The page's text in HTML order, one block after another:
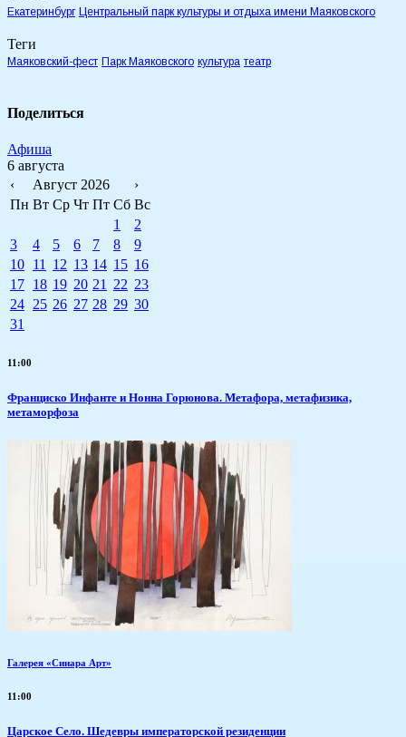
Екатеринбург Центральный парк культуры и отдыха имени Маяковского
Теги
Маяковский-фест Парк Маяковского культура театр
Поделиться
Афиша
6 августа
‹
Август 2026
›
Пн Вт Ср Чт Пт Сб Вс
1
2
3
4 5 6 7 8
9
10 11 12 13 14 15 16
17 18 19 20 21 22 23
24 25 26 27 28 29 30
31
11:00
Франциско Инфанте и Нонна Горюнова. Метафора, метафизика,
метаморфоза
Галерея «Синара Арт»
11:00
Царское Село. Шедевры императорской резиденции